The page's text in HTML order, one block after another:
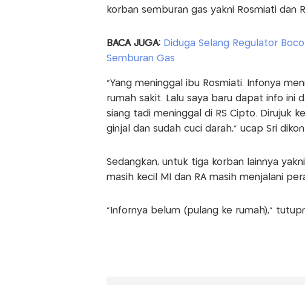
korban semburan gas yakni Rosmiati dan
BACA JUGA:Diduga Selang Regulator
Semburan Gas
"Yang meninggal ibu Rosmiati. Infonya
rumah sakit. Lalu saya baru dapat info ini
siang tadi meninggal di RS Cipto. Dirujuk
ginjal dan sudah cuci darah," ucap Sri
Sedangkan, untuk tiga korban lainnya
masih kecil MI dan RA masih menjalani
"Infornya belum (pulang ke rumah),"